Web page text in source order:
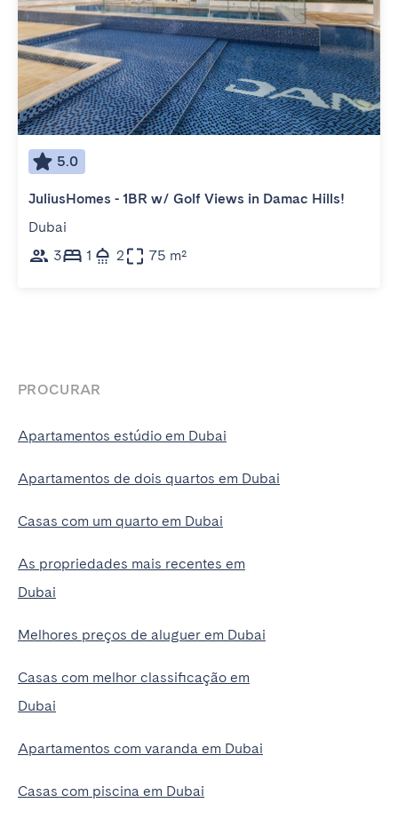
5.0
JuliusHomes - 1BR w/ Golf Views in Damac Hills!
Dubai
3
1 2 75 m²
PROCURAR
Apartamentos estúdio em Dubai
Apartamentos de dois quartos em Dubai
Casas com um quarto em Dubai
As propriedades mais recentes em
Dubai
Melhores preços de aluguer em Dubai
Casas com melhor classificação em
Dubai
Apartamentos com varanda em Dubai
Casas com piscina em Dubai